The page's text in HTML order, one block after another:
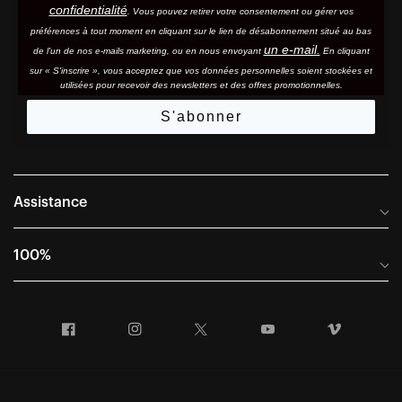
confidentialité. Vous pouvez retirer votre consentement ou gérer vos
préférences à tout moment en cliquant sur le lien de désabonnement situé au bas
de l'un de nos e-mails marketing, ou en nous envoyant un e-mail. En cliquant
sur « S'inscrire », vous acceptez que vos données personnelles soient stockées et
utilisées pour recevoir des newsletters et des offres promotionnelles.
S'abonner
Assistance
Foire aux questions
Conditions générales de vente
100%
Informations sur l'entreprise
Facebook Instagram YouTube